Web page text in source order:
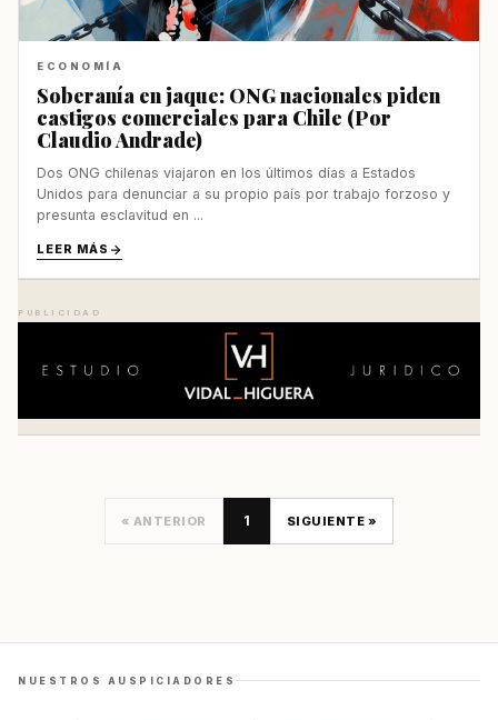
ECONOMÍA
Soberanía en jaque: ONG nacionales piden
castigos comerciales para Chile (Por
Claudio Andrade)
Dos ONG chilenas viajaron en los últimos días a Estados
Unidos para denunciar a su propio país por trabajo forzoso y
presunta esclavitud en ...
LEER MÁS
PUBLICIDAD
« ANTERIOR 1 SIGUIENTE »
NUESTROS AUSPICIADORES